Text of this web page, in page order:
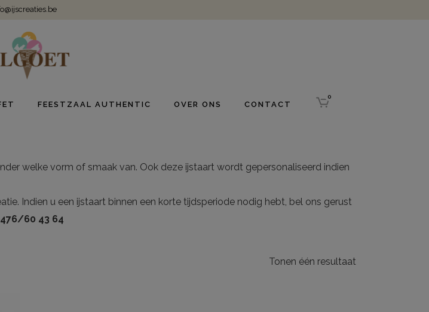
FEESTZAAL AUTHENTIC OVER ONS CONTACT
0
welke vorm of smaak van. Ook deze ijstaart wordt gepersonaliseerd indien
Indien u een ijstaart binnen een korte tijdsperiode nodig hebt, bel ons gerust
60 43 64
Tonen één resultaat